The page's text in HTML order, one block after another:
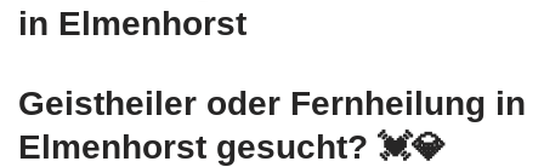
in Elmenhorst
Geistheiler oder Fernheilung in
Elmenhorst gesucht? 💓️💎